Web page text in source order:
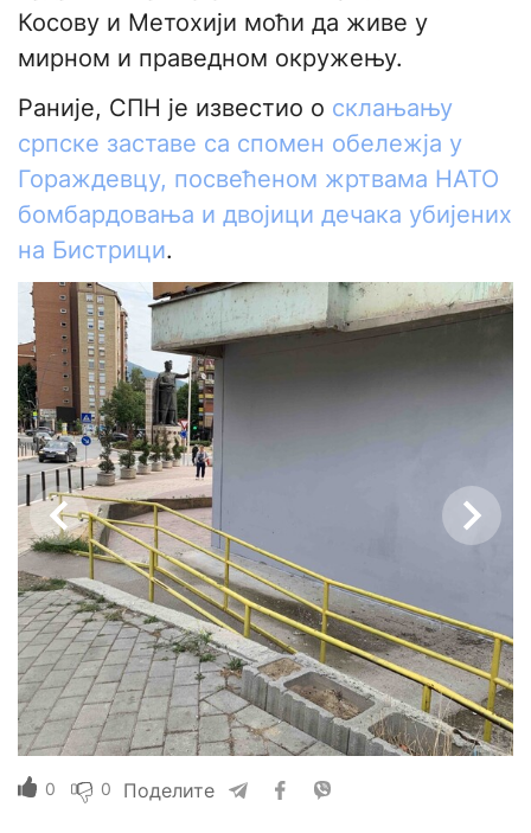
Косову и Метохији моћи да живе у
мирном и праведном окружењу.
Раније, СПН је известио о склањању
српске заставе са спомен обележја у
Гораждевцу, посвећеном жртвама НАТО
бомбардовања и двојици дечака убијених
на Бистрици.
0 0 Поделите